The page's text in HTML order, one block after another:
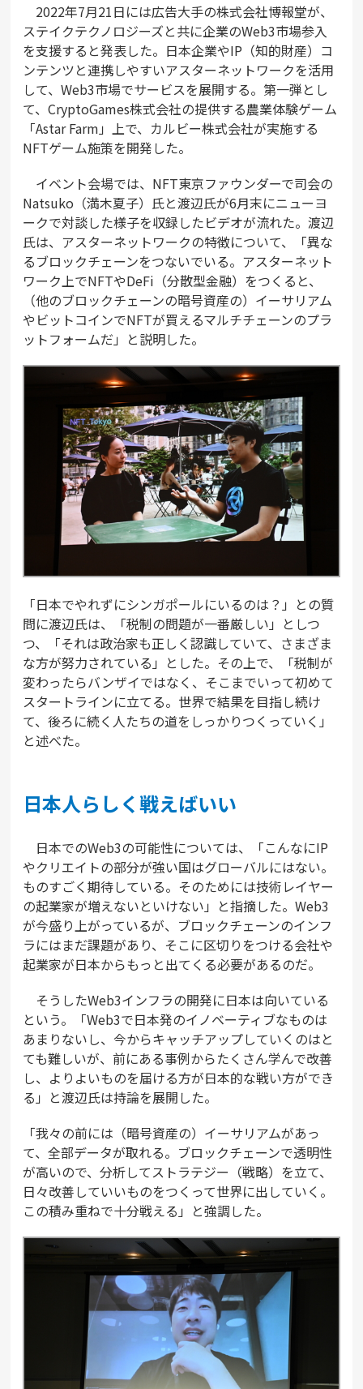
2022年7月21日には広告大手の株式会社博報堂が、
ステイクテクノロジーズと共に企業のWeb3市場参入
を支援すると発表した。日本企業やIP（知的財産）コ
ンテンツと連携しやすいアスターネットワークを活用
して、Web3市場でサービスを展開する。第一弾とし
て、CryptoGames株式会社の提供する農業体験ゲーム
「Astar Farm」上で、カルビー株式会社が実施する
NFTゲーム施策を開発した。
イベント会場では、NFT東京ファウンダーで司会の
Natsuko（満木夏子）氏と渡辺氏が6月末にニューヨ
ークで対談した様子を収録したビデオが流れた。渡辺
氏は、アスターネットワークの特徴について、「異な
るブロックチェーンをつないでいる。アスターネット
ワーク上でNFTやDeFi（分散型金融）をつくると、
（他のブロックチェーンの暗号資産の）イーサリアム
やビットコインでNFTが買えるマルチチェーンのプラ
ットフォームだ」と説明した。
「日本でやれずにシンガポールにいるのは？」との質
問に渡辺氏は、「税制の問題が一番厳しい」としつ
つ、「それは政治家も正しく認識していて、さまざま
な方が努力されている」とした。その上で、「税制が
変わったらバンザイではなく、そこまでいって初めて
スタートラインに立てる。世界で結果を目指し続け
て、後ろに続く人たちの道をしっかりつくっていく」
と述べた。
日本人らしく戦えばいい
日本でのWeb3の可能性については、「こんなにIP
やクリエイトの部分が強い国はグローバルにはない。
ものすごく期待している。そのためには技術レイヤー
の起業家が増えないといけない」と指摘した。Web3
が今盛り上がっているが、ブロックチェーンのインフ
ラにはまだ課題があり、そこに区切りをつける会社や
起業家が日本からもっと出てくる必要があるのだ。
そうしたWeb3インフラの開発に日本は向いている
という。「Web3で日本発のイノベーティブなものは
あまりないし、今からキャッチアップしていくのはと
ても難しいが、前にある事例からたくさん学んで改善
し、よりよいものを届ける方が日本的な戦い方ができ
る」と渡辺氏は持論を展開した。
「我々の前には（暗号資産の）イーサリアムがあっ
て、全部データが取れる。ブロックチェーンで透明性
が高いので、分析してストラテジー（戦略）を立て、
日々改善していいものをつくって世界に出していく。
この積み重ねで十分戦える」と強調した。